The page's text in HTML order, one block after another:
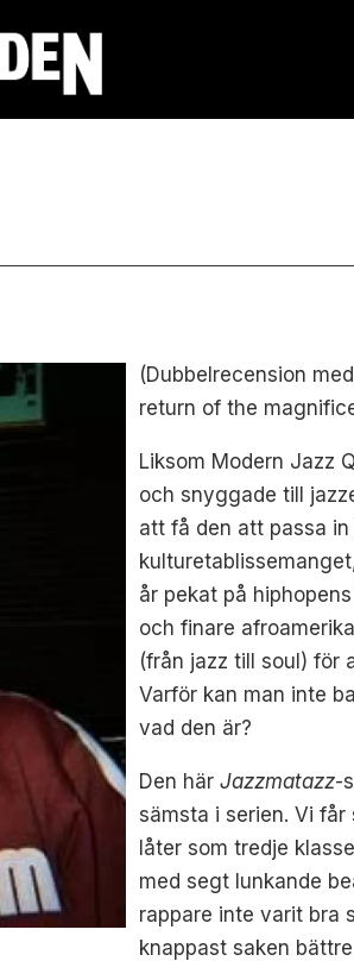
(Dubbelrecension
return of the
Liksom Modern Jazz
och snyggade till
att få den att passa in
år pekat på
och finare
(från jazz till soul) för
Varför kan man inte
vad den är?
Den härJazzmatazz-
sämsta i serien. Vi
låter som tredje
med segt lunkande
rappare inte varit bra
knappast saken